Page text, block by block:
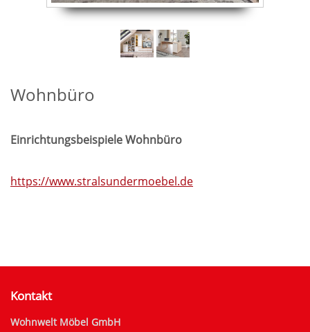
Wohnbüro
Einrichtungsbeispiele Wohnbüro
https://www.stralsundermoebel.de
Kontakt
Wohnwelt Möbel GmbH